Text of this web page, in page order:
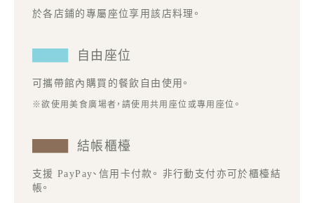
於各店鋪的專屬座位享用該店料理。
自由座位
可攜帶館內購買的餐飲自由使用。
※欲使用美食廣場者，請使用共用座位或專用座位。
結帳櫃檯
支援 PayPay、信用卡付款。 非行動支付亦可於櫃檯結
帳。